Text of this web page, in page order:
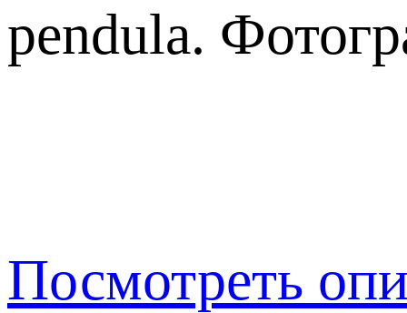
pendula.
Посмотреть